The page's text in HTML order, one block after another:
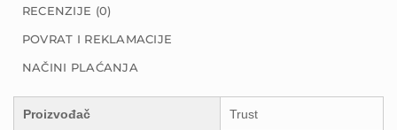
RECENZIJE (0)
POVRAT I REKLAMACIJE
NAČINI PLAĆANJA
Proizvođač Trust